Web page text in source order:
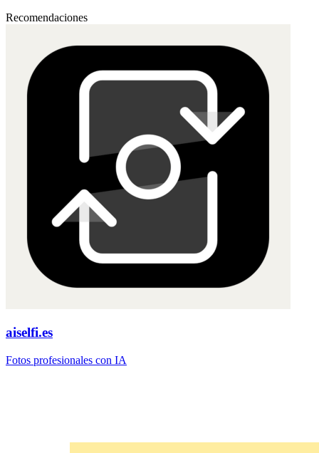
Recomendaciones
aiselfi.es
Fotos profesionales con IA